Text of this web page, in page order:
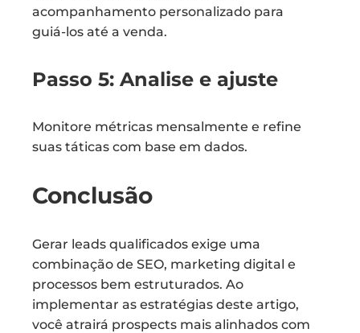
acompanhamento personalizado para
guiá-los até a venda.
Passo 5: Analise e ajuste
Monitore métricas mensalmente e refine
suas táticas com base em dados.
Conclusão
Gerar leads qualificados exige uma
combinação de SEO, marketing digital e
processos bem estruturados. Ao
implementar as estratégias deste artigo,
você atrairá prospects mais alinhados com